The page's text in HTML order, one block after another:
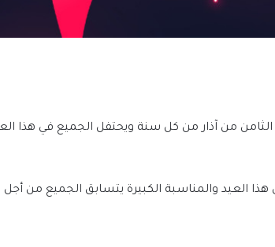
الثامن من آذار من كل سنة ويحتفل الجميع في هذا
العيد والمناسبة الكبيرة يتسابق الجميع من أجل